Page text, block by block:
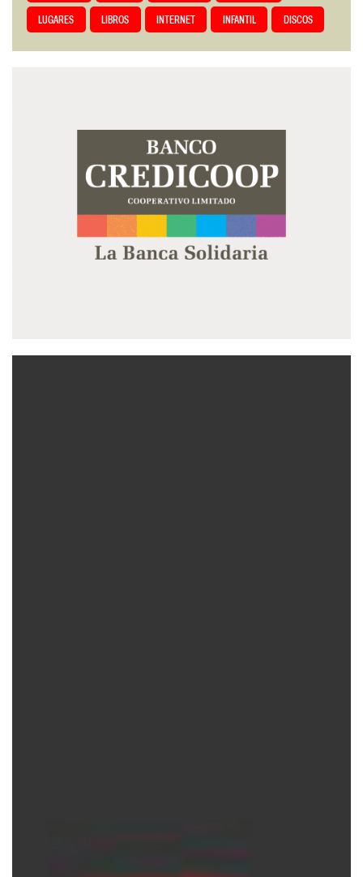
LUGARES LIBROS INTERNET INFANTIL DISCOS